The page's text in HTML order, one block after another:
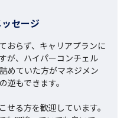
セージ
おらず、キャリアプランに
が、ハイパーコンチェル
めていた方がマネジメン
逆もできます。
せる方を歓迎しています。